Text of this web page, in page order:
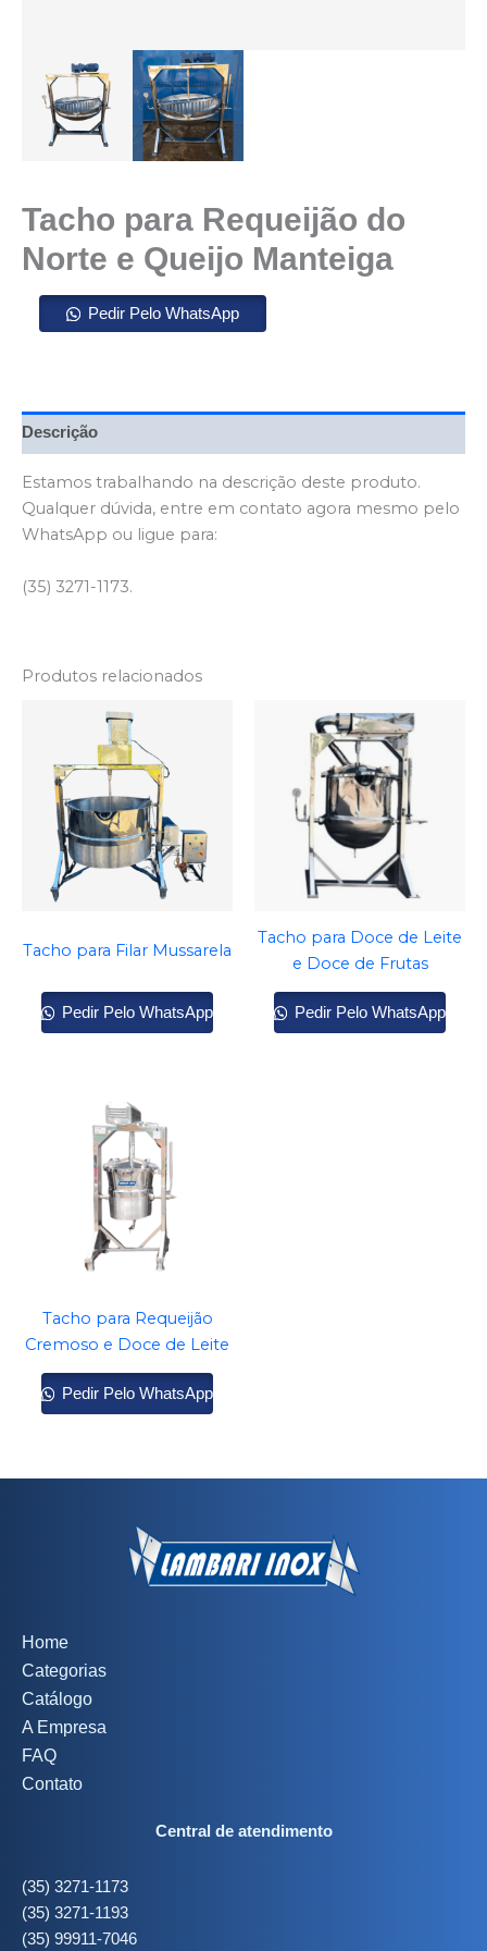
Tacho para Requeijão do
Norte e Queijo Manteiga
Pedir Pelo WhatsApp
Descrição
Estamos trabalhando na descrição deste produto.
Qualquer dúvida, entre em contato agora mesmo pelo
WhatsApp ou ligue para:
(35) 3271-1173.
Produtos relacionados
Tacho para Filar Mussarela
Pedir Pelo WhatsApp
Tacho para Doce de Leite
e Doce de Frutas
Pedir Pelo WhatsApp
Tacho para Requeijão
Cremoso e Doce de Leite
Pedir Pelo WhatsApp
Home
Categorias
Catálogo
A Empresa
FAQ
Contato
Central de atendimento
(35) 3271-1173
(35) 3271-1193
(35) 99911-7046